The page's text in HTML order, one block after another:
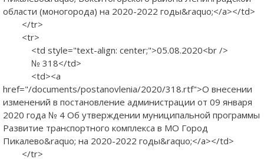
области (моногорода) на 2020-2022 годы&raquo;</a></td>
</tr>
<tr>
<td style="text-align: center;">05.08.2020<br />
№ 318</td>
<td><a
href="/documents/postanovlenia/2020/318.rtf">О внесении
изменений в постановление администрации от 09 января
2020 года № 4 Об утверждении муниципальной программы
Развитие транспортного комплекса в МО Город
Пикалево&raquo; на 2020-2022 годы&raquo;</a></td>
</tr>